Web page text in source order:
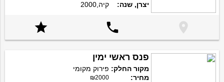
יצרן, שנה:
קיה,2000



פנס ראשי ימין
מקור החלק: פירוק מקומי
מחיר:
₪2000